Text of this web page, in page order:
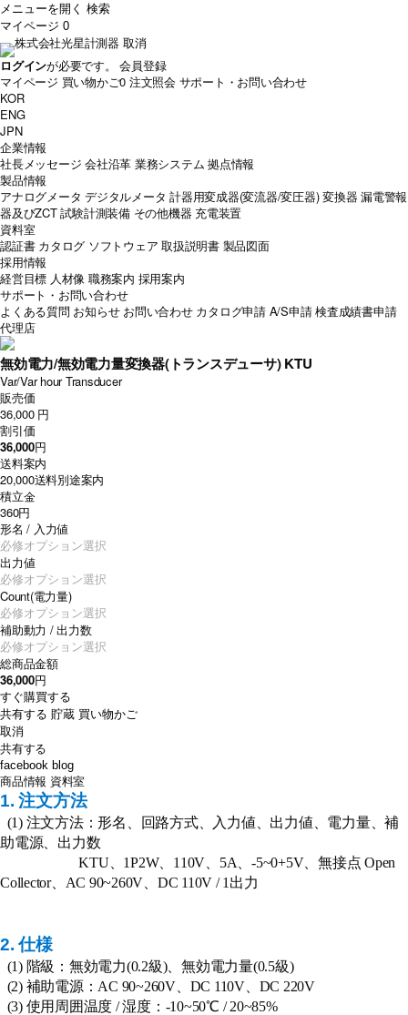
メニューを開く 検索
マイページ 0
取消
ログインが必要です。
会員登録
マイページ 買い物かご0 注文照会 サポート・お問い合わせ
KOR
ENG
JPN
企業情報
社長メッセージ 会社沿革 業務システム 拠点情報
製品情報
アナログメータ デジタルメータ 計器用変成器(変流器/変圧器)変換器 漏電警報
器及びZCT試験計測装備 その他機器 充電装置
資料室
認証書 カタログ ソフトウェア 取扱説明書 製品図面
採用情報
経営目標 人材像 職務案内 採用案内
サポート・お問い合わせ
よくある質問 お知らせ お問い合わせ カタログ申請 A/S申請検査成績書申請
代理店
無効電力/無効電力量変換器(トランスデューサ) KTU
Var/Var hour Transducer
販売価
36,000 円
割引価
36,000円
送料案内
20,000送料別途案内
積立金
360円
形名 / 入力値
出力値
Count(電力量)
補助動力 / 出力数
総商品金額
36,000円
すぐ購買する
共有する 貯蔵 買い物かご
取消
共有する
facebook blog
商品情報 資料室
1.注文方法
(1) 注文方法：形名、回路方式、入力値、出力値、電力量、補
助電源、出力数
KTU、1P2W、110V、5A、-5~0+5V、無接点 Open
Collector、AC 90~260V、DC 110V / 1出力
2. 仕様
(1) 階級：無効電力(0.2級)、無効電力量(0.5級)
(2) 補助電源：AC 90~260V、DC 110V、DC 220V
(3) 使用周囲温度 / 湿度：-10~50℃ / 20~85%